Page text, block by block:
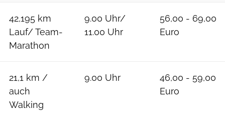
42,195 km
Lauf/ Team-
Marathon
9.00 Uhr/
11.00 Uhr
56,00 - 69,00
Euro
21,1 km /
auch
Walking
9.00 Uhr
46,00 - 59,00
Euro